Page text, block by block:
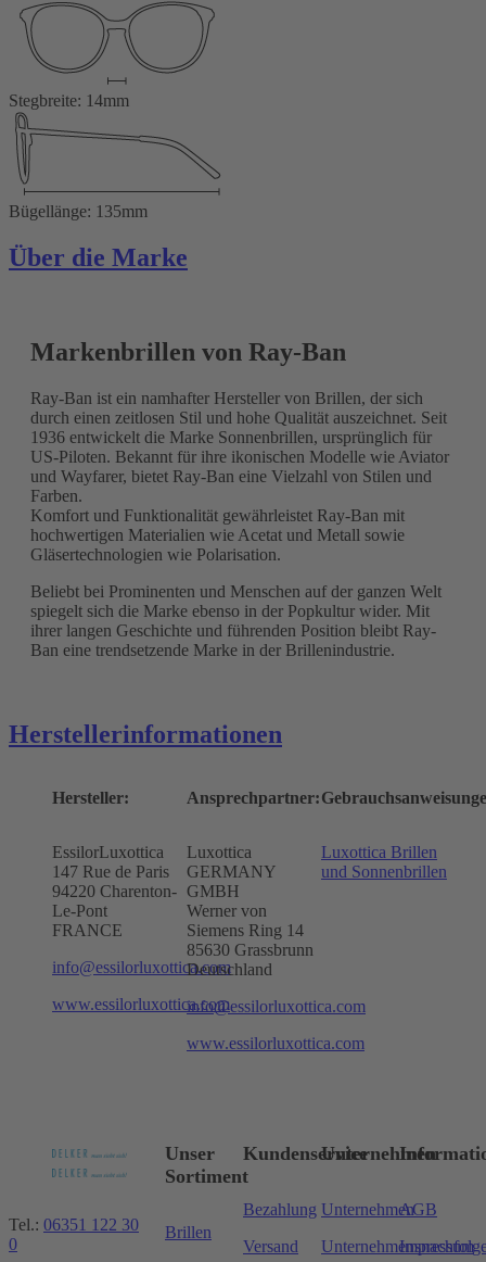
Stegbreite: 14mm
Bügellänge: 135mm
Über die Marke
Markenbrillen von Ray-Ban
Ray-Ban ist ein namhafter Hersteller von Brillen, der sich
durch einen zeitlosen Stil und hohe Qualität auszeichnet. Seit
1936 entwickelt die Marke Sonnenbrillen, ursprünglich für
US-Piloten. Bekannt für ihre ikonischen Modelle wie Aviator
und Wayfarer, bietet Ray-Ban eine Vielzahl von Stilen und
Farben.
Komfort und Funktionalität gewährleistet Ray-Ban mit
hochwertigen Materialien wie Acetat und Metall sowie
Gläsertechnologien wie Polarisation.
Beliebt bei Prominenten und Menschen auf der ganzen Welt
spiegelt sich die Marke ebenso in der Popkultur wider. Mit
ihrer langen Geschichte und führenden Position bleibt Ray-
Ban eine trendsetzende Marke in der Brillenindustrie.
Herstellerinformationen
Hersteller:
EssilorLuxottica
147 Rue de Paris
94220 Charenton-
Le-Pont
FRANCE
info@essilorluxottica.com
www.essilorluxottica.com
Ansprechpartner:
Luxottica
GERMANY
GMBH
Werner von
Siemens Ring 14
85630 Grassbrunn
Deutschland
info@essilorluxottica.com
www.essilorluxottica.com
Luxottica Brillen
und Sonnenbrillen
Tel.: 06351 122 30
0
Unser
Sortiment
Brillen
Kundenservice
Bezahlung
Versand
Unternehmen
UnternehmenAGB
Impressum